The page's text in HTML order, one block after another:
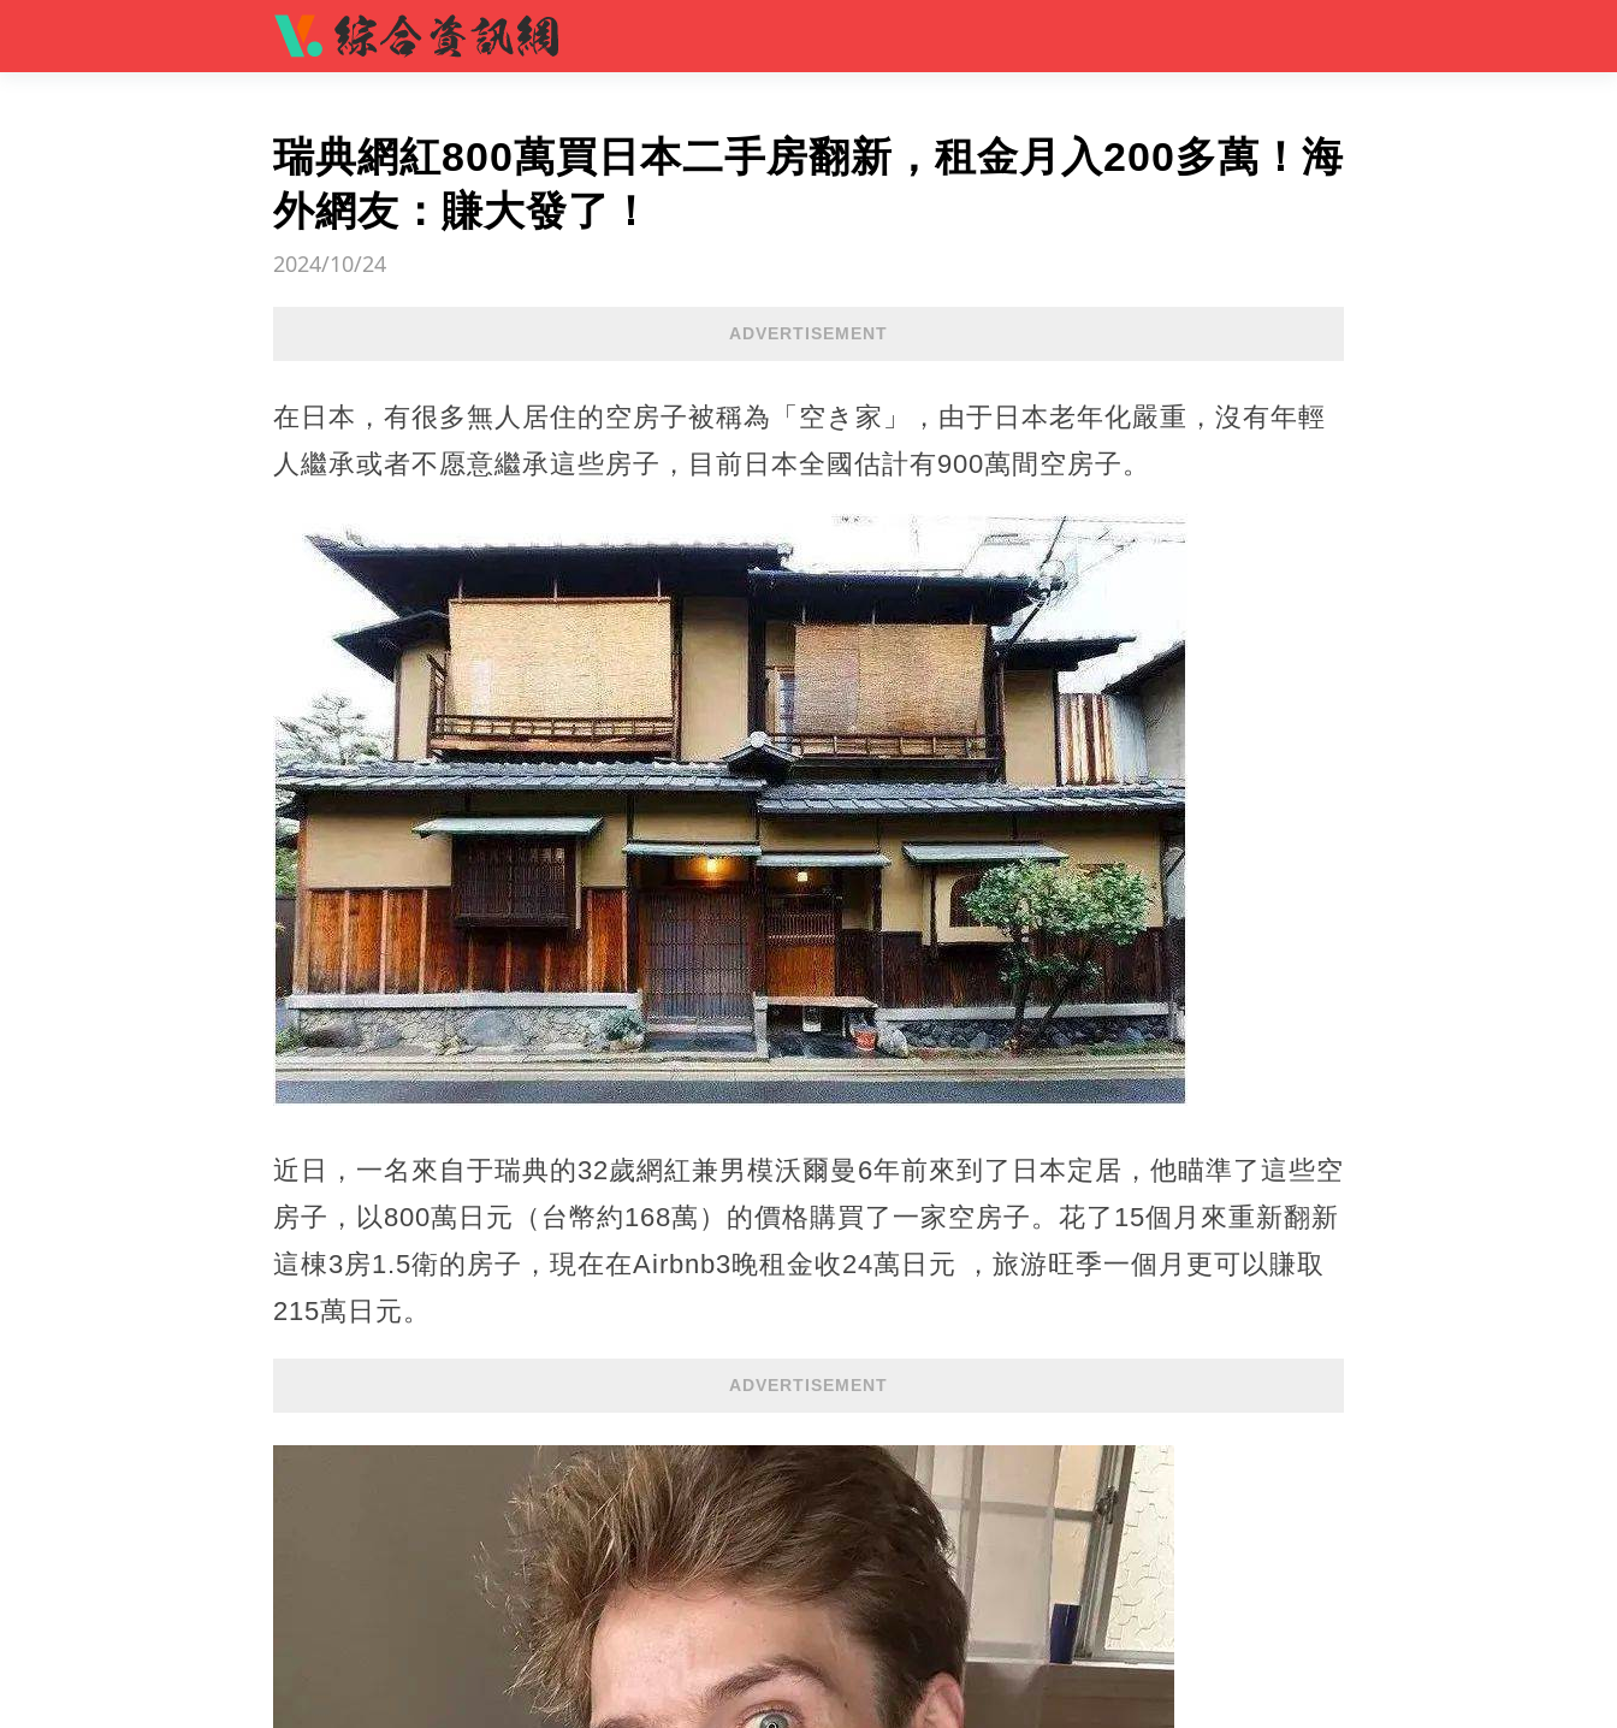
瑞典網紅800萬買日本二手房翻新，租金月入200多萬！海
外網友：賺大發了！
2024/10/24
ADVERTISEMENT
在日本，有很多無人居住的空房子被稱為「空き家」，由于日本老年化嚴重，沒有年輕
人繼承或者不愿意繼承這些房子，目前日本全國估計有900萬間空房子。
近日，一名來自于瑞典的32歲網紅兼男模沃爾曼6年前來到了日本定居，他瞄準了這些空
房子，以800萬日元（台幣約168萬）的價格購買了一家空房子。花了15個月來重新翻新
這棟3房1.5衛的房子，現在在Airbnb3晚租金收24萬日元 ，旅游旺季一個月更可以賺取
215萬日元。
ADVERTISEMENT